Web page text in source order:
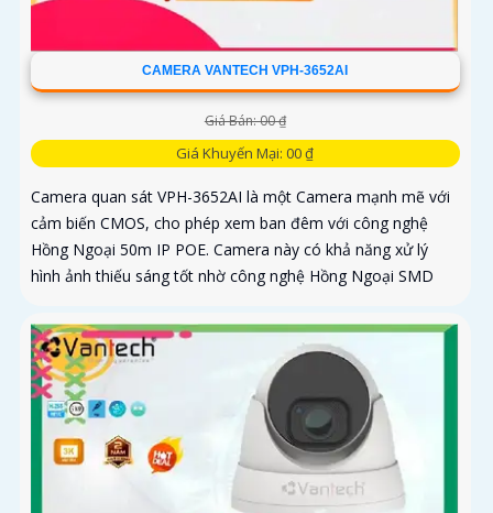
CAMERA VANTECH VPH-3652AI
Giá Bán: 00 ₫
Giá Khuyến Mại: 00 ₫
Camera quan sát VPH-3652AI là một Camera mạnh mẽ với
cảm biến CMOS, cho phép xem ban đêm với công nghệ
Hồng Ngoại 50m IP POE. Camera này có khả năng xử lý
hình ảnh thiếu sáng tốt nhờ công nghệ Hồng Ngoại SMD